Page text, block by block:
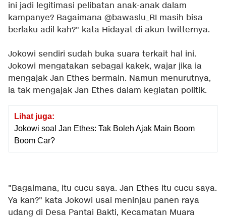
ini jadi legitimasi pelibatan anak-anak dalam
kampanye? Bagaimana @bawaslu_RI masih bisa
berlaku adil kah?" kata Hidayat di akun twitternya.
Jokowi sendiri sudah buka suara terkait hal ini.
Jokowi mengatakan sebagai kakek, wajar jika ia
mengajak Jan Ethes bermain. Namun menurutnya,
ia tak mengajak Jan Ethes dalam kegiatan politik.
Lihat juga:
Jokowi soal Jan Ethes: Tak Boleh Ajak Main Boom
Boom Car?
"Bagaimana, itu cucu saya. Jan Ethes itu cucu saya.
Ya kan?" kata Jokowi usai meninjau panen raya
udang di Desa Pantai Bakti, Kecamatan Muara